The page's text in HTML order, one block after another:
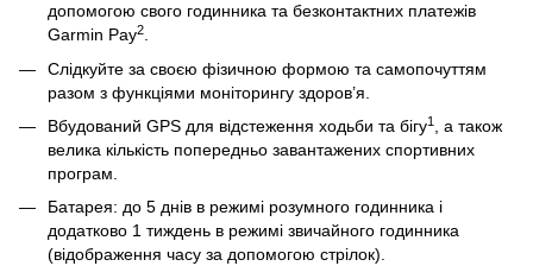
допомогою свого годинника та безконтактних платежів
Garmin Pay2
Слідкуйте за своєю фізичною формою та самопочуттям
разом з функціями моніторингу здоров’я.
Вбудований GPS для відстеження ходьби та бігу1
, а також
велика кількість попередньо завантажених спортивних
програм.
Батарея: до 5 днів в режимі розумного годинника і
додатково 1 тиждень в режимі звичайного годинника
(відображення часу за допомогою стрілок).